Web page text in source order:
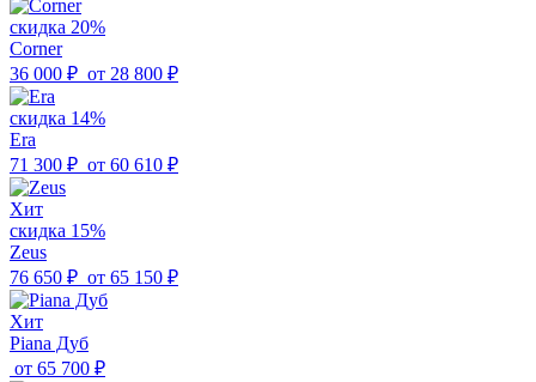
скидка 20%
Corner
36 000 ₽ от 28 800 ₽
скидка 14%
Era
71 300 ₽ от 60 610 ₽
Хит
скидка 15%
Zeus
76 650 ₽ от 65 150 ₽
Хит
Piana Дуб
от 65 700 ₽